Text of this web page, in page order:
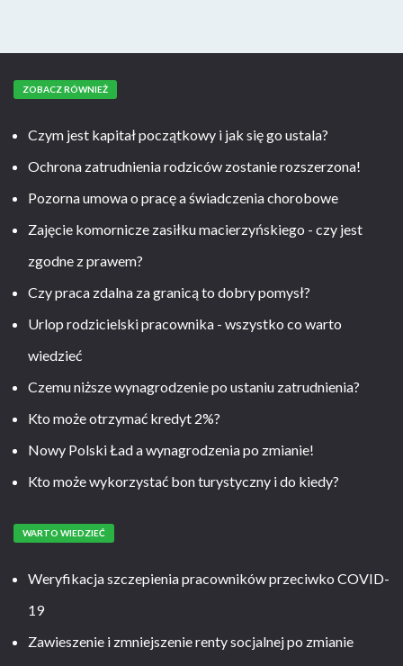
ZOBACZ RÓWNIEŻ
Czym jest kapitał początkowy i jak się go ustala?
Ochrona zatrudnienia rodziców zostanie rozszerzona!
Pozorna umowa o pracę a świadczenia chorobowe
Zajęcie komornicze zasiłku macierzyńskiego - czy jest
zgodne z prawem?
Czy praca zdalna za granicą to dobry pomysł?
Urlop rodzicielski pracownika - wszystko co warto
wiedzieć
Czemu niższe wynagrodzenie po ustaniu zatrudnienia?
Kto może otrzymać kredyt 2%?
Nowy Polski Ład a wynagrodzenia po zmianie!
Kto może wykorzystać bon turystyczny i do kiedy?
WARTO WIEDZIEĆ
Weryfikacja szczepienia pracowników przeciwko COVID-
19
Zawieszenie i zmniejszenie renty socjalnej po zmianie